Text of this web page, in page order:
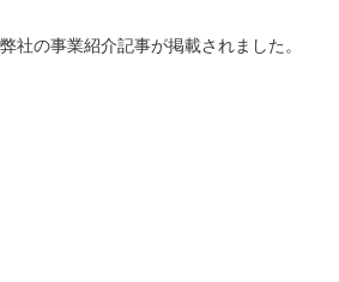
社の事業紹介記事が掲載されました。